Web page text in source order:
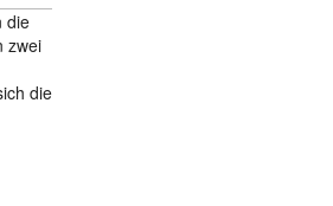
die
zwei
die